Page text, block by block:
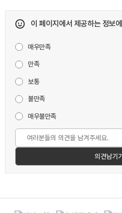
이 페이지에서 제공하는 정보
매우만족
만족
보통
불만족
매우불만족